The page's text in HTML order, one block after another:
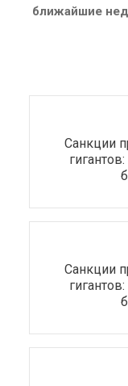
ближайшие
Санкции
Санкции